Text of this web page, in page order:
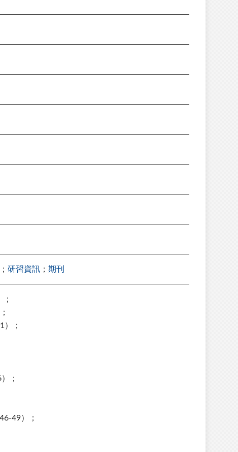
； 研習資訊 ； 期刊
；
；
49）；